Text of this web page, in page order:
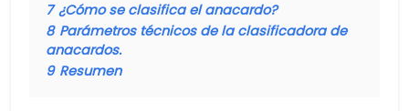
7 ¿Cómo se clasifica el anacardo?
8 Parámetros técnicos de la clasificadora de
anacardos.
9 Resumen